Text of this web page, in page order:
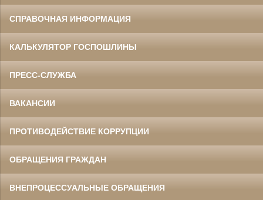
СПРАВОЧНАЯ ИНФОРМАЦИЯ
КАЛЬКУЛЯТОР ГОСПОШЛИНЫ
ПРЕСС-СЛУЖБА
ВАКАНСИИ
ПРОТИВОДЕЙСТВИЕ КОРРУПЦИИ
ОБРАЩЕНИЯ ГРАЖДАН
ВНЕПРОЦЕССУАЛЬНЫЕ ОБРАЩЕНИЯ